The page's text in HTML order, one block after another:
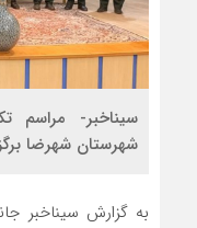
سیناخبر- مراسم
شهرستان شهرضا
به گزارش سیناخبر